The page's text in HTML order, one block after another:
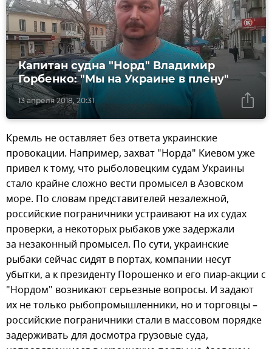
13 апреля 2018, 20:31
Капитан судна "Норд" Владимир
Горбенко: "Мы на Украине в плену"
Кремль не оставляет без ответа украинские
провокации. Например, захват "Норда" Киевом уже
привел к тому, что рыболовецким судам Украины
стало крайне сложно вести промысел в Азовском
море. По словам представителей незалежной,
российские пограничники устраивают на их судах
проверки, а некоторых рыбаков уже задержали
за незаконный промысел. По сути, украинские
рыбаки сейчас сидят в портах, компании несут
убытки, а к президенту Порошенко и его пиар-акции с
"Нордом" возникают серьезные вопросы. И задают
их не только рыбопромышленники, но и торговцы –
российские пограничники стали в массовом порядке
задерживать для досмотра грузовые суда,